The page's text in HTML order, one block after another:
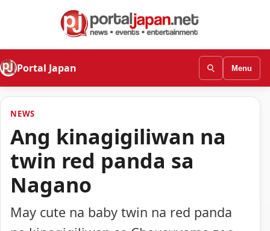
Portal Japan Menu
NEWS
Ang kinagigiliwan na
twin red panda sa
Nagano
May cute na baby twin na red panda